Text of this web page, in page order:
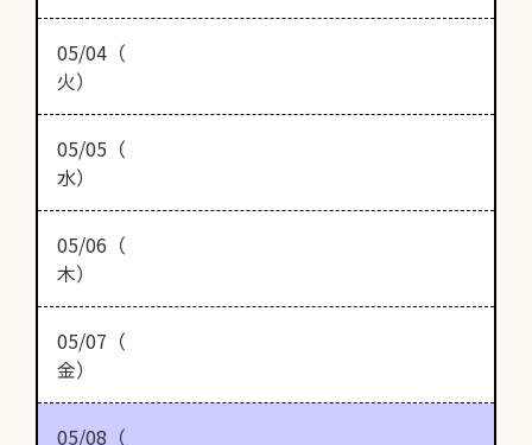
05/04（
火）
05/05（
水）
05/06（
木）
05/07（
金）
05/08（